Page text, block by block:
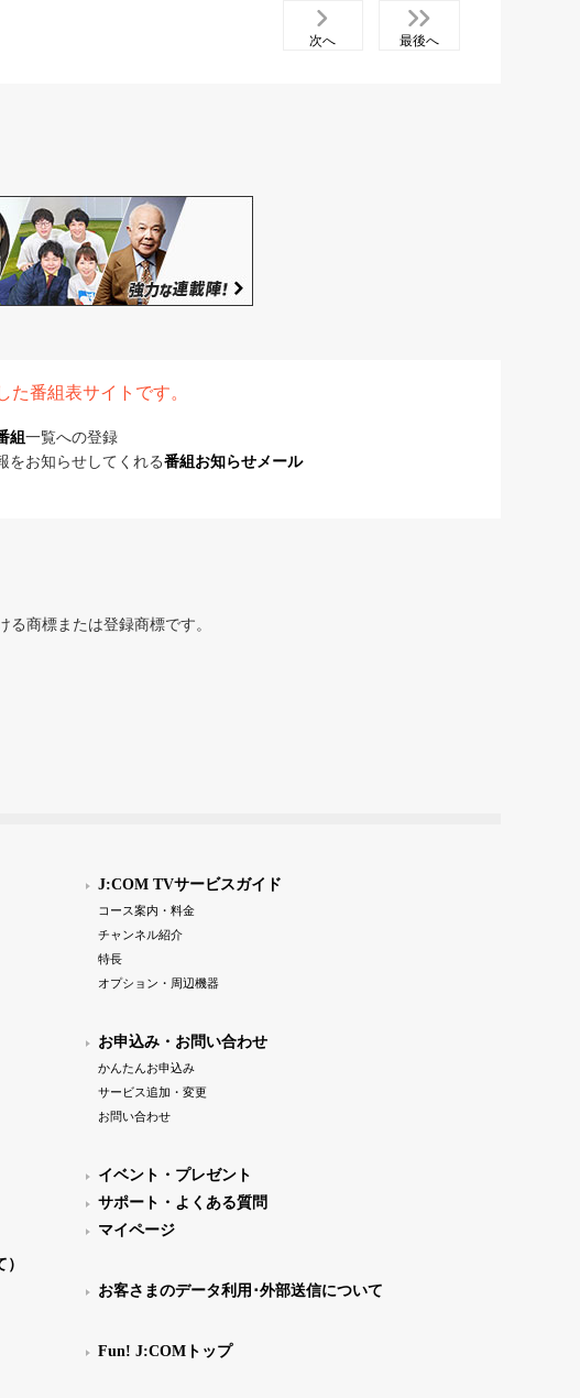
次へ 最後へ
番組表サイトです。
組 一覧への登録
をお知らせしてくれる番組お知らせメール
商標または登録商標です。
J:COM TVサービスガイド
コース案内・料金
チャンネル紹介
特長
オプション・周辺機器
お申込み・お問い合わせ
かんたんお申込み
サービス追加・変更
お問い合わせ
イベント・プレゼント
サポート・よくある質問
マイページ
お客さまのデータ利用･外部送信について
Fun! J:COMトップ